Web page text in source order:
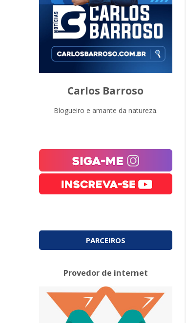
Carlos Barroso
Blogueiro e amante da natureza.
PARCEIROS
Provedor de internet